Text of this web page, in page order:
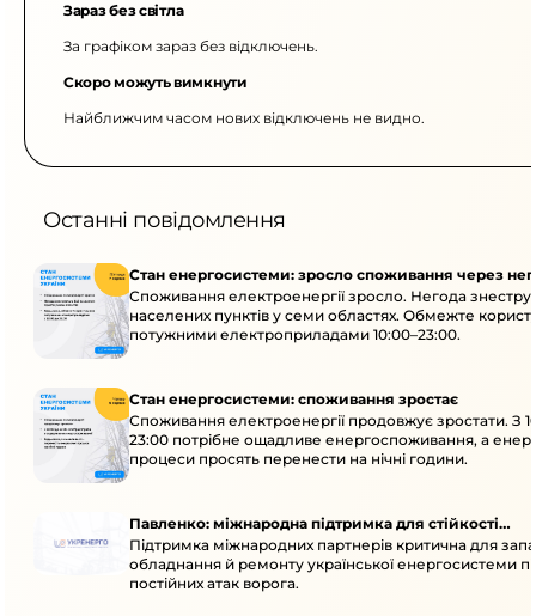
Зараз без світла
За графіком зараз без відключень.
Скоро можуть вимкнути
Найближчим часом нових відключень не видно.
Останні повідомлення
Стан енергосистеми: зросло споживання через
Споживання електроенергії зросло. Негода
населених пунктів у семи областях. Обмежте
потужними електроприладами 10:00–23:00.
Стан енергосистеми: споживання зростає
Споживання електроенергії продовжує зростати. З
23:00 потрібне ощадливе енергоспоживання, а
процеси просять перенести на нічні години.
Павленко: міжнародна підтримка для стійкості
енергосистеми
Підтримка міжнародних партнерів критична для
обладнання й ремонту української енергосистеми
постійних атак ворога.